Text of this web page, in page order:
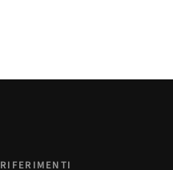
RIFERIMENTI